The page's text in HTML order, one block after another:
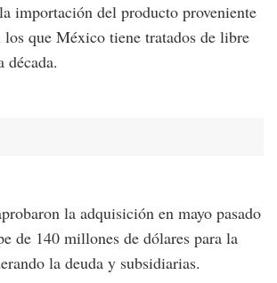
importación del producto proveniente
los que México tiene tratados de libre
década.
la adquisición en mayo pasado
de 140 millones de dólares para la
la deuda y subsidiarias.